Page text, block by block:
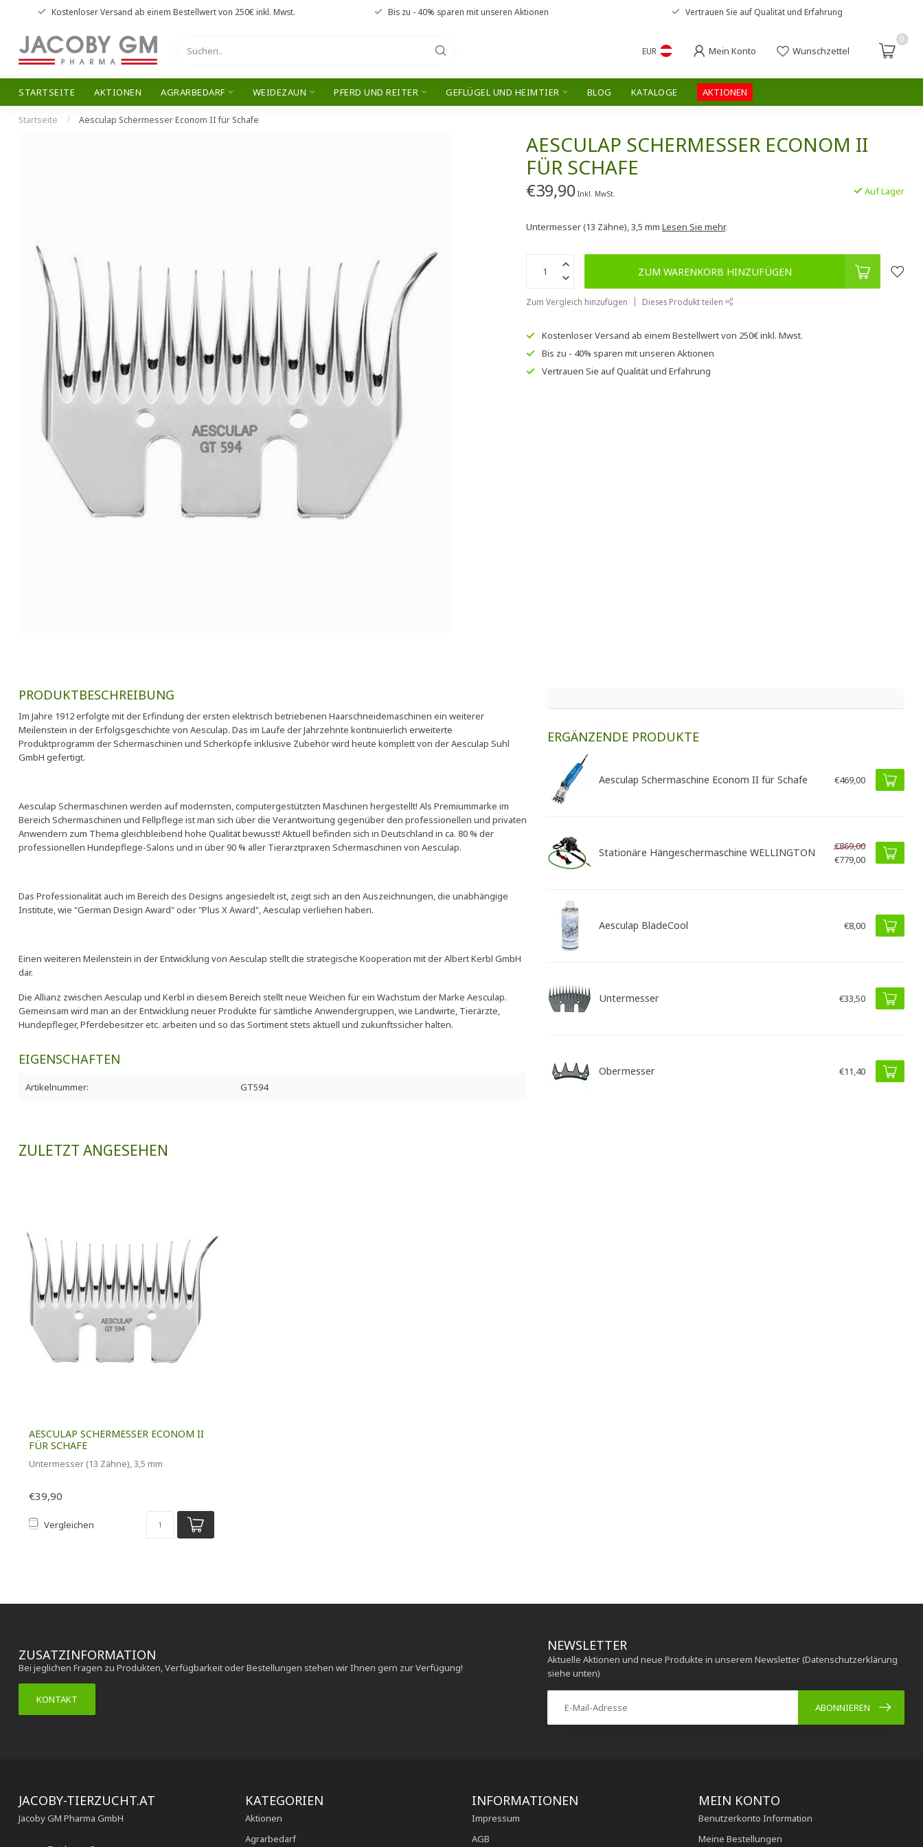
Kostenloser Versand ab einem Bestellwert von 250€ inkl. Mwst. Bis zu - 40% sparen mit unseren Aktionen Vertrauen Sie auf Qualität und Erfahrung
EUR Mein Konto Wunschzettel
0
STARTSEITE AKTIONEN AGRARBEDARF WEIDEZAUN PFERD UND REITER GEFLÜGEL UND HEIMTIER BLOG KATALOGE AKTIONEN
Startseite / Aesculap Schermesser Econom II für Schafe
AESCULAP SCHERMESSER ECONOM II
FÜR SCHAFE
€39,90 Inkl. MwSt. Auf Lager
Untermesser (13 Zähne), 3,5 mmLesen Sie mehr.
ZUM WARENKORB HINZUFÜGEN
Zum Vergleich hinzufügen Dieses Produkt teilen
Kostenloser Versand ab einem Bestellwert von 250€inkl. Mwst.
Bis zu - 40% sparen mit unserenAktionen
Vertrauen Sie aufQualität und Erfahrung
PRODUKTBESCHREIBUNG
Im Jahre 1912 erfolgte mit der Erfindung der ersten elektrisch betriebenen Haarschneidemaschinen ein weiterer
Meilenstein in der Erfolgsgeschichte von Aesculap. Das im Laufe der Jahrzehnte kontinuierlich erweiterte
Produktprogramm der Schermaschinen und Scherköpfe inklusive Zubehör wird heute komplett von der Aesculap Suhl
GmbH gefertigt.
Aesculap Schermaschinen werden auf modernsten, computergestützten Maschinen hergestellt! Als Premiummarke im
Bereich Schermaschinen und Fellpflege ist man sich über die Verantwortung gegenüber den professionellen und privaten
Anwendern zum Thema gleichbleibend hohe Qualität bewusst! Aktuell befinden sich in Deutschland in ca. 80 % der
professionellen Hundepflege-Salons und in über 90 % aller Tierarztpraxen Schermaschinen von Aesculap.
Das Professionalität auch im Bereich des Designs angesiedelt ist, zeigt sich an den Auszeichnungen, die unabhängige
Institute, wie "German Design Award" oder "Plus X Award", Aesculap verliehen haben.
Einen weiteren Meilenstein in der Entwicklung von Aesculap stellt die strategische Kooperation mit der Albert Kerbl GmbH
dar.
Die Allianz zwischen Aesculap und Kerbl in diesem Bereich stellt neue Weichen für ein Wachstum der Marke Aesculap.
Gemeinsam wird man an der Entwicklung neuer Produkte für sämtliche Anwendergruppen, wie Landwirte, Tierärzte,
Hundepfleger, Pferdebesitzer etc. arbeiten und so das Sortiment stets aktuell und zukunftssicher halten.
EIGENSCHAFTEN
Artikelnummer: GT594
ERGÄNZENDE PRODUKTE
Aesculap Schermaschine Econom II für Schafe €469,00
Stationäre Hängeschermaschine WELLINGTON
€869,00
€779,00
Aesculap BladeCool €8,00
Untermesser €33,50
Obermesser €11,40
ZULETZT ANGESEHEN
AESCULAP SCHERMESSER ECONOM II
FÜR SCHAFE
Untermesser (13 Zähne), 3,5 mm
€39,90
Vergleichen
ZUSATZINFORMATION
Bei jeglichen Fragen zu Produkten, Verfügbarkeit oder Bestellungen stehen wir Ihnen gern zur Verfügung!
KONTAKT
NEWSLETTER
Aktuelle Aktionen und neue Produkte in unserem Newsletter (Datenschutzerklärung
siehe unten)
ABONNIEREN
JACOBY-TIERZUCHT.AT
Jacoby GM Pharma GmbH
KATEGORIEN
Aktionen
Agrarbedarf
INFORMATIONEN
Impressum
AGB
MEIN KONTO
Benutzerkonto Information
Meine Bestellungen